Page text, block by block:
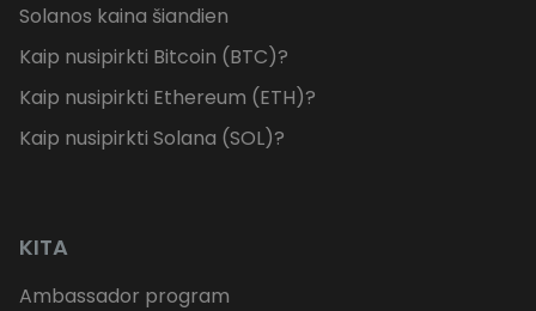
Solanos kaina šiandien
Kaip nusipirkti Bitcoin (BTC)?
Kaip nusipirkti Ethereum (ETH)?
Kaip nusipirkti Solana (SOL)?
KITA
Ambassador program